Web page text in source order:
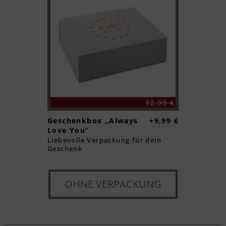
OHNE VERPACKUNG
12,99 €
Geschenkbox „Always
Love You“
+9,99 €
Liebevolle Verpackung für dein
Geschenk